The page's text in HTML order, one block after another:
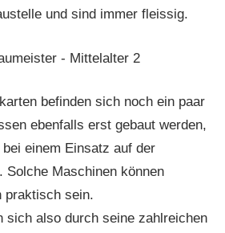
und sind immer fleissig.
befinden sich noch ein paar
ebenfalls erst gebaut werden,
einem Einsatz auf der
Solche Maschinen können
praktisch sein.
sich also durch seine zahlreichen